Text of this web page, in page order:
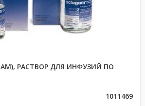
РАСТВОР ДЛЯ ИНФУЗИЙ ПО
1011469